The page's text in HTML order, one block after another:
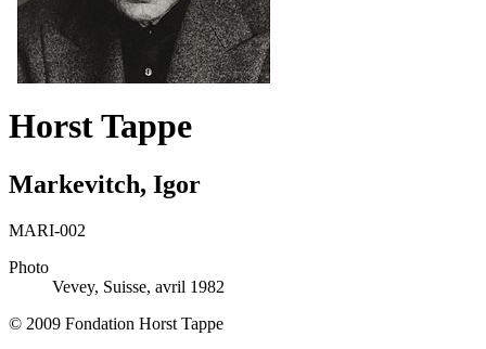
Horst Tappe
Markevitch, Igor
MARI-002
Photo
Vevey, Suisse, avril 1982
© 2009 Fondation Horst Tappe